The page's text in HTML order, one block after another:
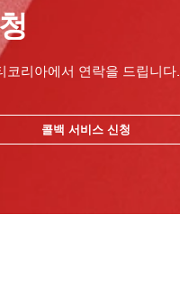
리아에서 연락을 드립니다.
콜백 서비스 신청